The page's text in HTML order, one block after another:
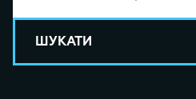
ШУКАТИ